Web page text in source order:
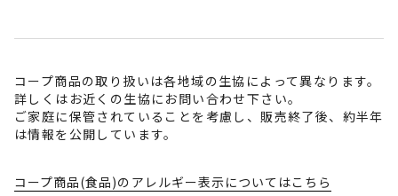
コープ商品の取り扱いは各地域の生協によって異なります。
詳しくはお近くの生協にお問い合わせ下さい。
ご家庭に保管されていることを考慮し、販売終了後、約半年
は情報を公開しています。
コープ商品(食品)のアレルギー表示についてはこちら